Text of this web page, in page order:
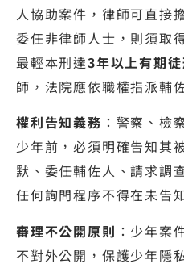
人協助案件，律師可直接
委任非律師人士，則須取
最輕本刑達3年以上有期徒
師，法院應依職權指派輔
權利告知義務 ：警察、檢
少年前，必須明確告知其
默、委任輔佐人、請求調
任何詢問程序不得在未告
審理不公開原則 ：少年案
不對外公開，保護少年隱